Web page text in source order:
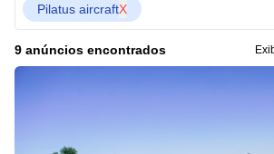
Pilatus aircraftX
9 anúncios encontrados